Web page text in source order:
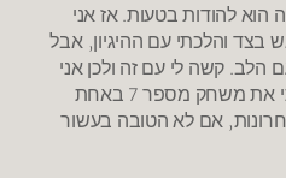
להודות בטעות. אז אני
והלכתי עם ההיגיון, אבל
קשה לי עם זה ולכן אני
מודה בטעות – אני פספסתי את משחק מספר 7 באחת
אם לא הטובה בעשור